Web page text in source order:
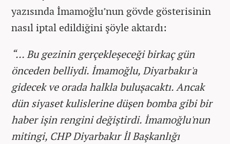
yazısında İmamoğlu’nun gövde gösterisinin
nasıl iptal edildiğini şöyle aktardı:
“… Bu gezinin gerçekleşeceği birkaç gün
önceden belliydi. İmamoğlu, Diyarbakır'a
gidecek ve orada halkla buluşacaktı. Ancak
dün siyaset kulislerine düşen bomba gibi bir
haber işin rengini değiştirdi. İmamoğlu'nun
mitingi, CHP Diyarbakır İl Başkanlığı